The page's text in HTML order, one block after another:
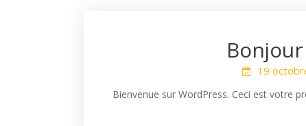
19
Bienvenue sur WordPress. Ceci est votre